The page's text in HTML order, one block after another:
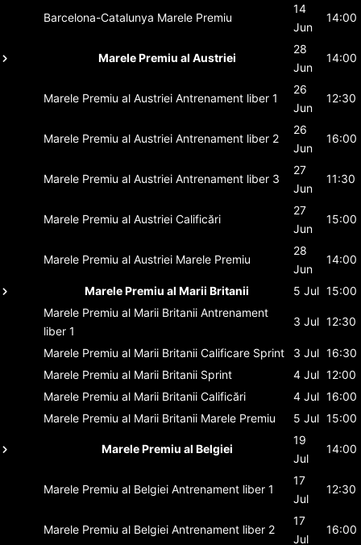
Barcelona-Catalunya Marele Premiu
14
Jun
14:00
Marele Premiu al Austriei
28
Jun
14:00
Marele Premiu al Austriei Antrenament liber 1
26
Jun
12:30
Marele Premiu al Austriei Antrenament liber 2
26
Jun
16:00
Marele Premiu al Austriei Antrenament liber 3
27
Jun
11:30
Marele Premiu al Austriei Calificări
27
Jun
15:00
Marele Premiu al Austriei Marele Premiu
28
Jun
14:00
Marele Premiu al Marii Britanii 5 Jul 15:00
Marele Premiu al Marii Britanii Antrenament
liber 1
3 Jul 12:30
Marele Premiu al Marii Britanii Calificare Sprint 3 Jul 16:30
Marele Premiu al Marii Britanii Sprint 4 Jul 12:00
Marele Premiu al Marii Britanii Calificări 4 Jul 16:00
Marele Premiu al Marii Britanii Marele Premiu 5 Jul 15:00
Marele Premiu al Belgiei
19
Jul
14:00
Marele Premiu al Belgiei Antrenament liber 1
17
Jul
12:30
Marele Premiu al Belgiei Antrenament liber 2
17
Jul
16:00